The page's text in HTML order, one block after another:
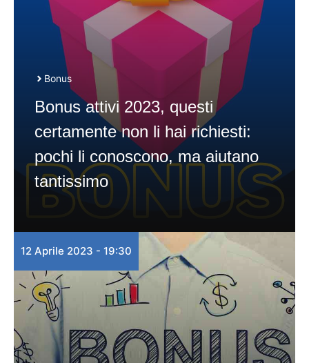
Bonus
Bonus attivi 2023, questi
certamente non li hai richiesti:
pochi li conoscono, ma aiutano
tantissimo
12 Aprile 2023 - 19:30